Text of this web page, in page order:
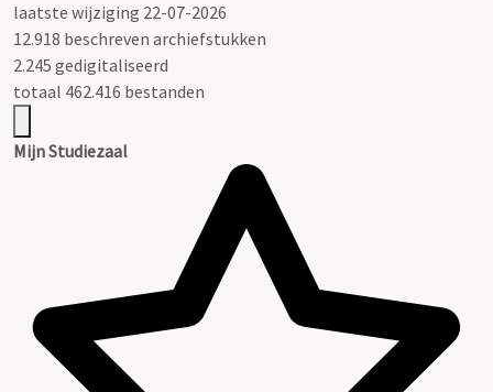
laatste wijziging 22-07-2026
12.918 beschreven archiefstukken
2.245 gedigitaliseerd
totaal 462.416 bestanden
Mijn Studiezaal